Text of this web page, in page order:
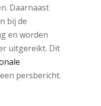
Daarnaast
bij de
en worden
uitgereikt. Dit
persbericht.